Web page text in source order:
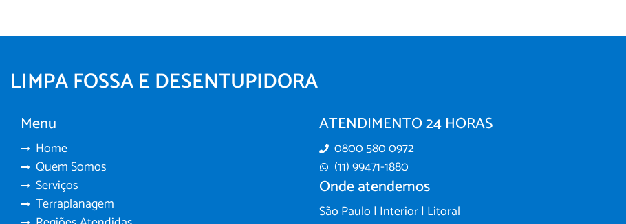
LIMPA FOSSA E DESENTUPIDORA
Menu
Home
Quem Somos
Serviços
Terraplanagem
ATENDIMENTO 24 HORAS
0800 580 0972
(11) 99471-1880
Onde atendemos
São Paulo | Interior | Litoral